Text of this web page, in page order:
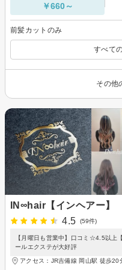
￥660～
前髪カットのみ
すべて
その他
IN∞hair【インヘアー】
4.5
(59件)
【月曜日も営業中】口コミ☆4.5以上
ールエクステが大好評
アクセス：JR吉備線 岡山駅 徒歩20